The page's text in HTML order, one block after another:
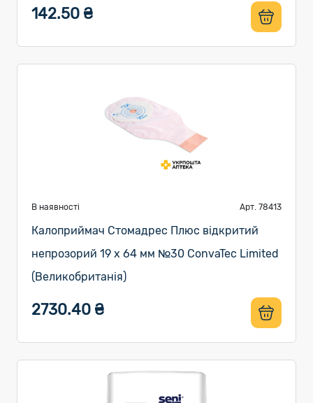
142.50 ₴
В наявності Арт. 78413
Калоприймач Стомадрес Плюс відкритий
непрозорий 19 х 64 мм №30 ConvaTec Limited
(Великобританія)
2730.40 ₴